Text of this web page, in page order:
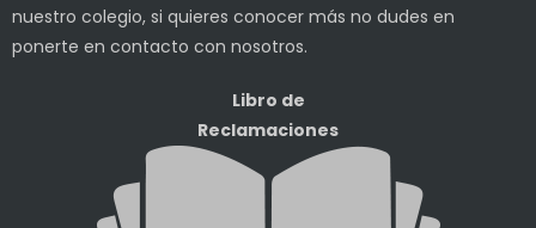
nuestro colegio, si quieres conocer más no dudes en
ponerte en contacto con nosotros.
Libro de
Reclamaciones